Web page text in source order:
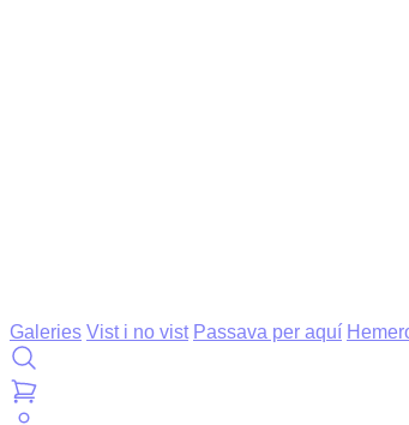
Galeries Vist i no vist Passava per aquí